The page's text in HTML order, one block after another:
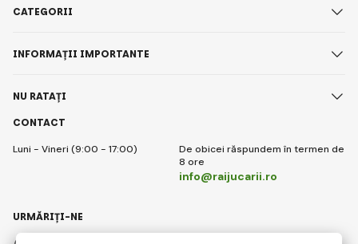
CONTACT
Luni - Vineri (9:00 - 17:00)
De obicei răspundem în termen de
8 ore
info@raijucarii.ro
CATEGORII
INFORMAȚII IMPORTANTE
NU RATAȚI
URMĂRIȚI-NE